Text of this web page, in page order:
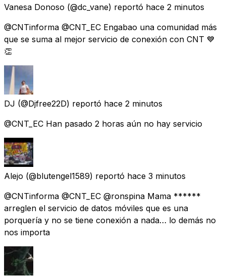
Vanesa Donoso (@dc_vane) reportó hace 2 minutos
@CNTinforma @CNT_EC Engabao una comunidad más
que se suma al mejor servicio de conexión con CNT 💙
👏
DJ (@Djfree22D) reportó hace 2 minutos
@CNT_EC Han pasado 2 horas aún no hay servicio
Alejo (@blutengel1589) reportó hace 3 minutos
@CNTinforma @CNT_EC @ronspina Mama ******
arreglen el servicio de datos móviles que es una
porquería y no se tiene conexión a nada… lo demás no
nos importa